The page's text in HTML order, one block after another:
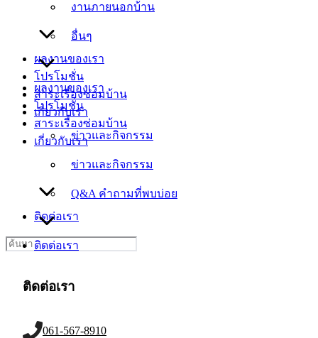
งานภายนอกบ้าน
อื่นๆ
ผลงานของเรา
โปรโมชั่น
สาระเรื่องซ่อมบ้าน
เกี่ยวกับเรา
ข่าวและกิจกรรม
Q&A คำถามที่พบบ่อย
ติดต่อเรา
อื่นๆ
ผลงานของเรา
โปรโมชั่น
สาระเรื่องซ่อมบ้าน
เกี่ยวกับเรา
ข่าวและกิจกรรม
Q&A คำถามที่พบบ่อย
ติดต่อเรา
Search
for:
ติดต่อเรา
061-567-8910